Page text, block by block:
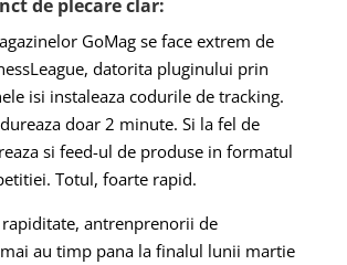
de plecare clar:
GoMag se face extrem de
datorita pluginului prin
isi instaleaza codurile de tracking.
doar 2 minute. Si la fel de
si feed-ul de produse in formatul
Totul, foarte rapid.
antrenprenorii de
au timp pana la finalul lunii martie